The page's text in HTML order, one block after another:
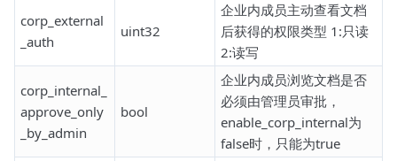
corp_external
_auth
uint32
企业内成员主动查看文档
后获得的权限类型 1:只读
2:读写
corp_internal_
approve_only
_by_admin
bool
企业内成员浏览文档是否
必须由管理员审批，
enable_corp_internal为
false时，只能为true